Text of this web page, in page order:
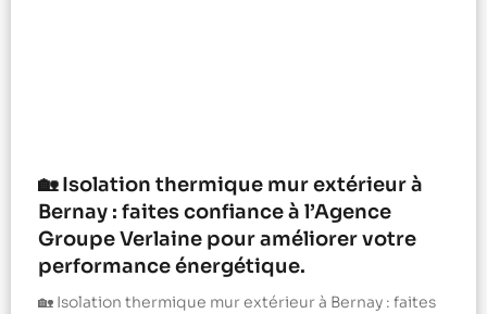
🏡 Isolation thermique mur extérieur à
Bernay : faites confiance à l’Agence
Groupe Verlaine pour améliorer votre
performance énergétique.
🏡 Isolation thermique mur extérieur à Bernay : faites